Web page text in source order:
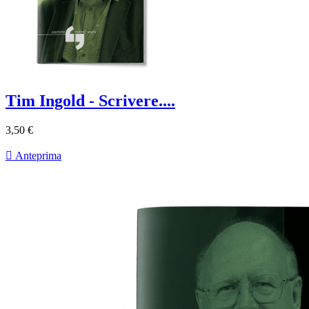
Tim Ingold - Scrivere....
3,50 €
 Anteprima